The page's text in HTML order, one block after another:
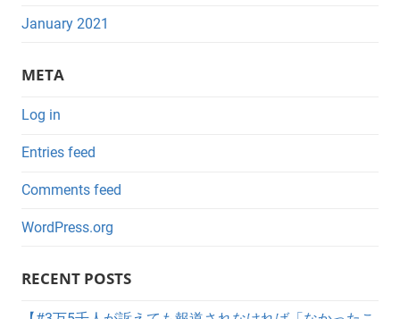
January 2021
META
Log in
Entries feed
Comments feed
WordPress.org
RECENT POSTS